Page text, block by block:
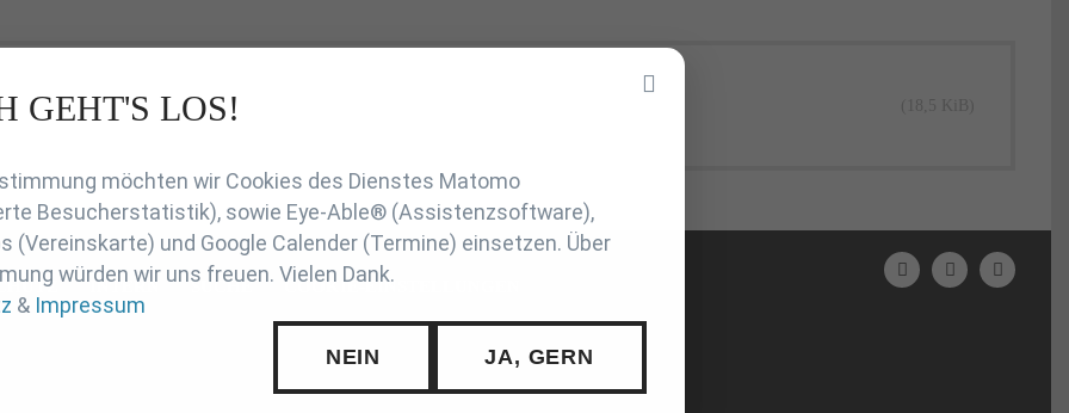
(18,5 KiB)
INTERN SUCHE COOKIE-EINSTELLUNGEN
GEHT'S LOS!
möchten wir Cookies des Dienstes Matomo
Besucherstatistik), sowie Eye-Able® (Assistenzsoftware),
(Vereinskarte) und Google Calender (Termine) einsetzen. Über
würden wir uns freuen. Vielen Dank.
& Impressum
NEIN JA, GERN